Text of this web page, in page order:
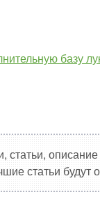
базу
статьи будут